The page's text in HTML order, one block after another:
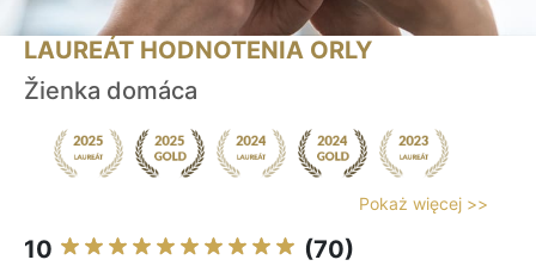
LAUREÁT HODNOTENIA ORLY
Žienka domáca
Pokaż więcej >>
10 (70)